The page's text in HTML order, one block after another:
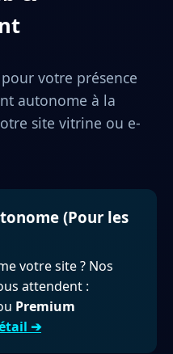
votre présence
autonome à la
site vitrine ou e-
(Pour les
votre site ? Nos
attendent :
Premium
➔